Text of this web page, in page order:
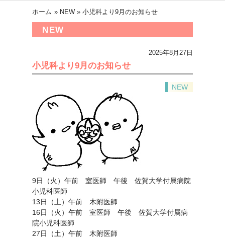
ホーム » NEW » 小児科より9月のお知らせ
NEW
2025年8月27日
小児科より9月のお知らせ
NEW
9日（火）午前 室医師 午後 佐賀大学付属病院
小児科医師
13日（土）午前 木附医師
16日（火）午前 室医師 午後 佐賀大学付属病
院小児科医師
27日（土）午前 木附医師